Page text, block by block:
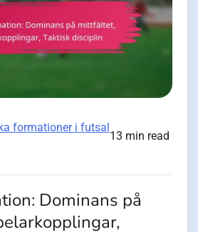
formationer i futsal
13 min read
Dominans på